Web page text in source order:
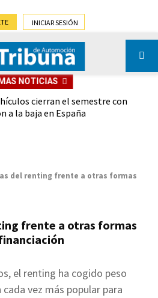
INICIAR SESIÓN
NOTICIAS
cierran el semestre con
a la baja en España
del renting frente a otras formas
frente a otras formas
el renting ha cogido peso
vez más popular para